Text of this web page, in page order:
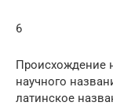
6
Происхождение
научного
латинское